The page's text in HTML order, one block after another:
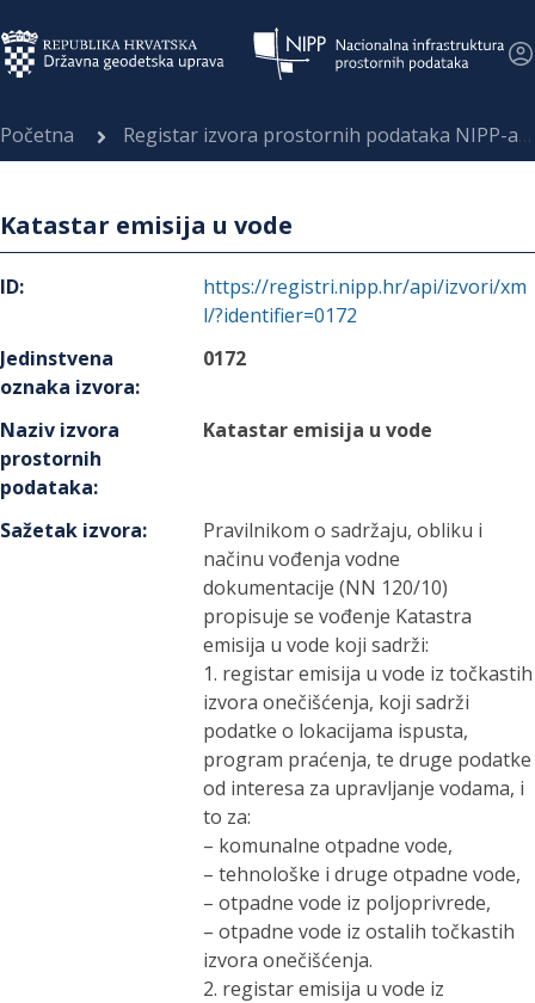
Početna Registar izvora prostornih podataka NIPP-a
Katastar emisija u vode
ID:
https://registri.nipp.hr/api/izvori/xm
l/?identifier=0172
Jedinstvena
oznaka izvora:
0172
Naziv izvora
prostornih
podataka:
Katastar emisija u vode
Sažetak izvora:
Pravilnikom o sadržaju, obliku i
načinu vođenja vodne
dokumentacije (NN 120/10)
propisuje se vođenje Katastra
emisija u vode koji sadrži:
1. registar emisija u vode iz točkastih
izvora onečišćenja, koji sadrži
podatke o lokacijama ispusta,
program praćenja, te druge podatke
od interesa za upravljanje vodama, i
to za:
– komunalne otpadne vode,
– tehnološke i druge otpadne vode,
– otpadne vode iz poljoprivrede,
– otpadne vode iz ostalih točkastih
izvora onečišćenja.
2. registar emisija u vode iz